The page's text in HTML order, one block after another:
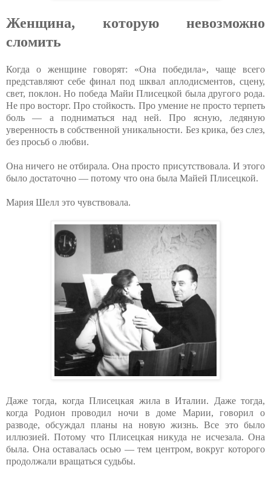
Женщина, которую невозможно
сломить
Когда о женщине говорят: «Она победила», чаще всего
представляют себе финал под шквал аплодисментов, сцену,
свет, поклон. Но победа Майи Плисецкой была другого рода.
Не про восторг. Про стойкость. Про умение не просто терпеть
боль — а подниматься над ней. Про ясную, ледяную
уверенность в собственной уникальности. Без крика, без слез,
без просьб о любви.
Она ничего не отбирала. Она просто присутствовала. И этого
было достаточно — потому что она была Майей Плисецкой.
Мария Шелл это чувствовала.
Даже тогда, когда Плисецкая жила в Италии. Даже тогда,
когда Родион проводил ночи в доме Марии, говорил о
разводе, обсуждал планы на новую жизнь. Все это было
иллюзией. Потому что Плисецкая никуда не исчезала. Она
была. Она оставалась осью — тем центром, вокруг которого
продолжали вращаться судьбы.